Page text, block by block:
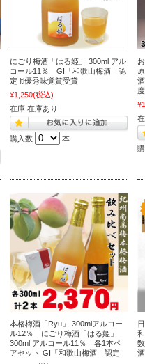
にごり梅酒「はる姫」 300ml アル
コール11％ GI「和歌山梅酒」認
定 iti優秀味覚賞受賞
¥1,250(税込)
在庫 在庫あり
購入数 本
本格梅酒「Ryu」 300mlアルコー
ル12％ にごり梅酒「はる姫」
300ml アルコール11％ 各1本ペ
アセット GI「和歌山梅酒」認定